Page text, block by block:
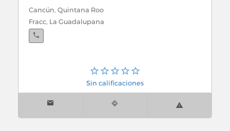
Cancún, Quintana Roo
Fracc, La Guadalupana
Sin calificaciones